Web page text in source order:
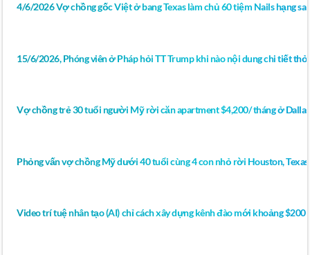
4/6/2026 Vợ chồng gốc Việt ở bang Texas làm chủ 60 tiệm Nails hạng
15/6/2026, Phóng viên ở Pháp hỏi TT Trump khi nào nội dung chi tiết
Vợ chồng trẻ 30 tuổi người Mỹ rời căn apartment $4,200/ tháng ở
Phỏng vấn vợ chồng Mỹ dưới 40 tuổi cùng 4 con nhỏ rời Houston,
Video trí tuệ nhân tạo (AI) chỉ cách xây dựng kênh đào mới khoảng